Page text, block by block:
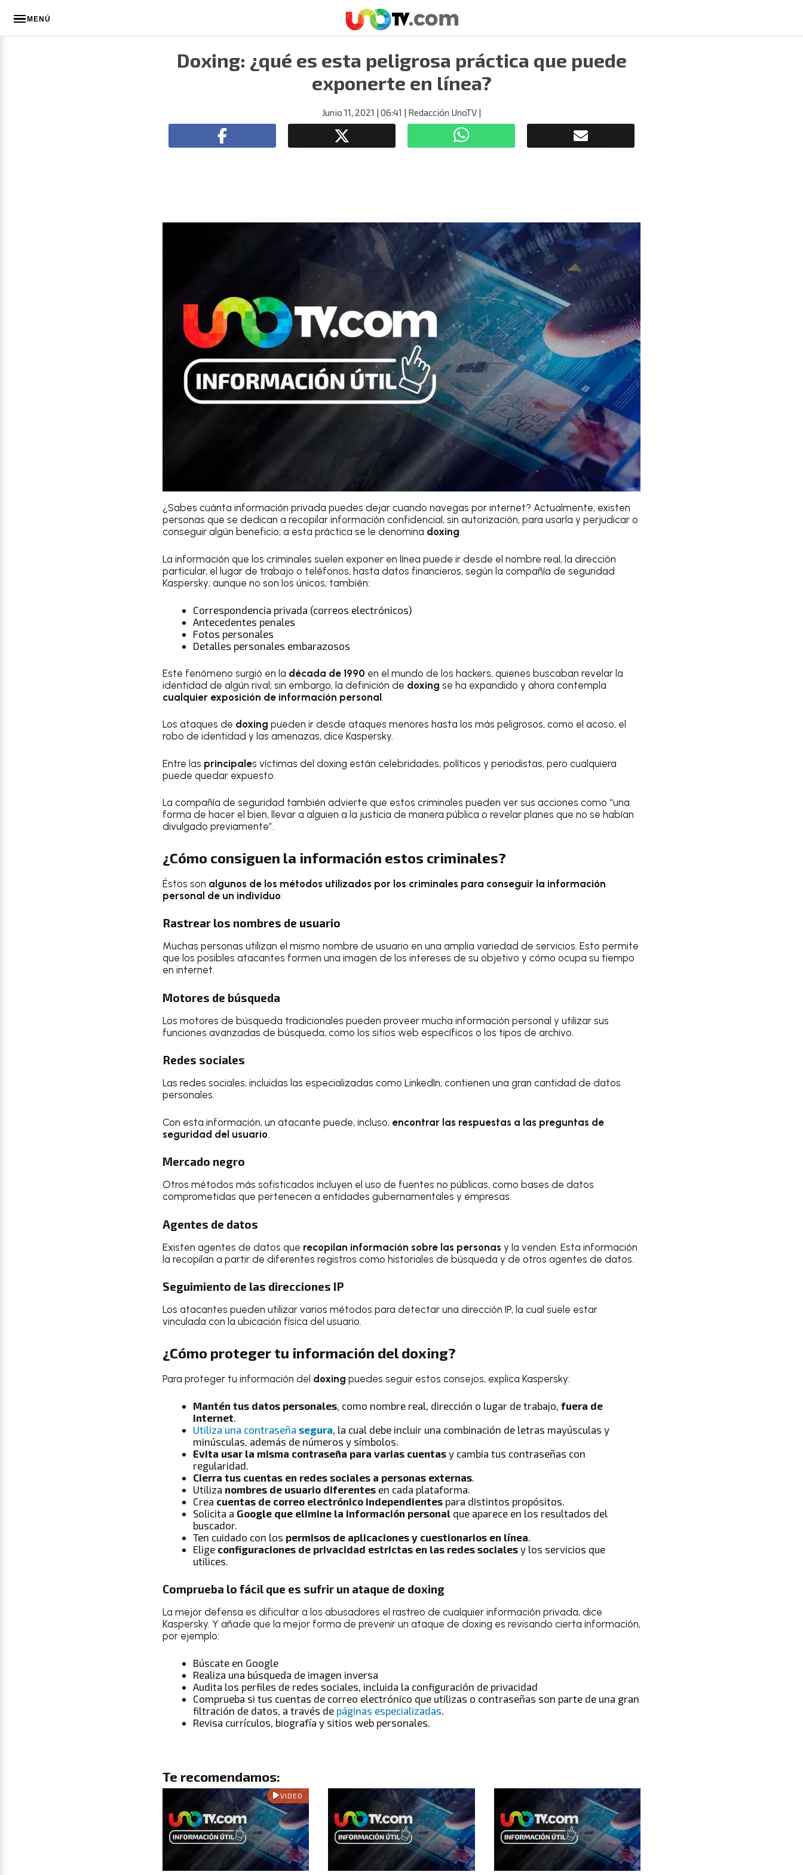
MENÚ
Doxing: ¿qué es esta peligrosa práctica que puede
exponerte en línea?
Junio 11, 2021 | 06:41 | Redacción UnoTV |
¿Sabes cuánta información privada puedes dejar cuando navegas por internet? Actualmente, existen
personas que se dedican a recopilar información confidencial, sin autorización, para usarla y perjudicar o
conseguir algún beneficio; a esta práctica se le denomina doxing.
La información que los criminales suelen exponer en línea puede ir desde el nombre real, la dirección
particular, el lugar de trabajo o teléfonos, hasta datos financieros, según la compañía de seguridad
Kaspersky; aunque no son los únicos, también:
Correspondencia privada (correos electrónicos)
Antecedentes penales
Fotos personales
Detalles personales embarazosos
Este fenómeno surgió en la década de 1990 en el mundo de los hackers, quienes buscaban revelar la
identidad de algún rival; sin embargo, la definición de doxing se ha expandido y ahora contempla
cualquier exposición de información personal.
Los ataques de doxing pueden ir desde ataques menores hasta los más peligrosos, como el acoso, el
robo de identidad y las amenazas, dice Kaspersky.
Entre las principales víctimas del doxing están celebridades, políticos y periodistas, pero cualquiera
puede quedar expuesto.
La compañía de seguridad también advierte que estos criminales pueden ver sus acciones como “una
forma de hacer el bien, llevar a alguien a la justicia de manera pública o revelar planes que no se habían
divulgado previamente”.
¿Cómo consiguen la información estos criminales?
Éstos son algunos de los métodos utilizados por los criminales para conseguir la información
personal de un individuo:
Rastrear los nombres de usuario
Muchas personas utilizan el mismo nombre de usuario en una amplia variedad de servicios. Esto permite
que los posibles atacantes formen una imagen de los intereses de su objetivo y cómo ocupa su tiempo
en internet.
Motores de búsqueda
Los motores de búsqueda tradicionales pueden proveer mucha información personal y utilizar sus
funciones avanzadas de búsqueda, como los sitios web específicos o los tipos de archivo.
Redes sociales
Las redes sociales, incluidas las especializadas como LinkedIn, contienen una gran cantidad de datos
personales.
Con esta información, un atacante puede, incluso, encontrar las respuestas a las preguntas de
seguridad del usuario.
Mercado negro
Otros métodos más sofisticados incluyen el uso de fuentes no públicas, como bases de datos
comprometidas que pertenecen a entidades gubernamentales y empresas.
Agentes de datos
Existen agentes de datos que recopilan información sobre las personas y la venden. Esta información
la recopilan a partir de diferentes registros como historiales de búsqueda y de otros agentes de datos.
Seguimiento de las direcciones IP
Los atacantes pueden utilizar varios métodos para detectar una dirección IP, la cual suele estar
vinculada con la ubicación física del usuario.
¿Cómo proteger tu información del doxing?
Para proteger tu información del doxing puedes seguir estos consejos, explica Kaspersky:
Mantén tus datos personales, como nombre real, dirección o lugar de trabajo, fuera de
internet.
Utiliza una contraseña segura, la cual debe incluir una combinación de letras mayúsculas y
minúsculas, además de números y símbolos.
Evita usar la misma contraseña para varias cuentas y cambia tus contraseñas con
regularidad.
Cierra tus cuentas en redes sociales a personas externas.
Utiliza nombres de usuario diferentes en cada plataforma.
Crea cuentas de correo electrónico independientes para distintos propósitos.
Solicita a Google que elimine la información personal que aparece en los resultados del
buscador.
Ten cuidado con los permisos de aplicaciones y cuestionarios en línea.
Elige configuraciones de privacidad estrictas en las redes sociales y los servicios que
utilices.
Comprueba lo fácil que es sufrir un ataque de doxing
La mejor defensa es dificultar a los abusadores el rastreo de cualquier información privada, dice
Kaspersky. Y añade que la mejor forma de prevenir un ataque de doxing es revisando cierta información,
por ejemplo:
Búscate en Google
Realiza una búsqueda de imagen inversa
Audita los perfiles de redes sociales, incluida la configuración de privacidad
Comprueba si tus cuentas de correo electrónico que utilizas o contraseñas son parte de una gran
filtración de datos, a través de páginas especializadas.
Revisa currículos, biografía y sitios web personales.
Te recomendamos:
VIDEO